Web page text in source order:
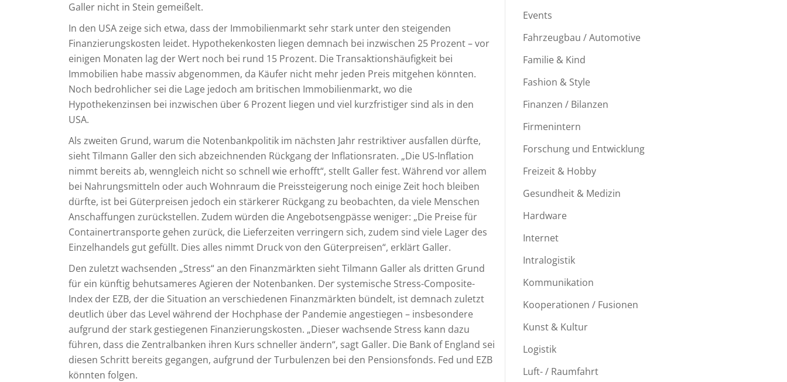
Galler nicht in Stein gemeißelt.
In den USA zeige sich etwa, dass der Immobilienmarkt sehr stark unter den steigenden
Finanzierungskosten leidet. Hypothekenkosten liegen demnach bei inzwischen 25 Prozent – vor
einigen Monaten lag der Wert noch bei rund 15 Prozent. Die Transaktionshäufigkeit bei
Immobilien habe massiv abgenommen, da Käufer nicht mehr jeden Preis mitgehen könnten.
Noch bedrohlicher sei die Lage jedoch am britischen Immobilienmarkt, wo die
Hypothekenzinsen bei inzwischen über 6 Prozent liegen und viel kurzfristiger sind als in den
USA.
Als zweiten Grund, warum die Notenbankpolitik im nächsten Jahr restriktiver ausfallen dürfte,
sieht Tilmann Galler den sich abzeichnenden Rückgang der Inflationsraten. „Die US-Inflation
nimmt bereits ab, wenngleich nicht so schnell wie erhofft“, stellt Galler fest. Während vor allem
bei Nahrungsmitteln oder auch Wohnraum die Preissteigerung noch einige Zeit hoch bleiben
dürfte, ist bei Güterpreisen jedoch ein stärkerer Rückgang zu beobachten, da viele Menschen
Anschaffungen zurückstellen. Zudem würden die Angebotsengpässe weniger: „Die Preise für
Containertransporte gehen zurück, die Lieferzeiten verringern sich, zudem sind viele Lager des
Einzelhandels gut gefüllt. Dies alles nimmt Druck von den Güterpreisen“, erklärt Galler.
Den zuletzt wachsenden „Stress“ an den Finanzmärkten sieht Tilmann Galler als dritten Grund
für ein künftig behutsameres Agieren der Notenbanken. Der systemische Stress-Composite-
Index der EZB, der die Situation an verschiedenen Finanzmärkten bündelt, ist demnach zuletzt
deutlich über das Level während der Hochphase der Pandemie angestiegen – insbesondere
aufgrund der stark gestiegenen Finanzierungskosten. „Dieser wachsende Stress kann dazu
führen, dass die Zentralbanken ihren Kurs schneller ändern“, sagt Galler. Die Bank of England sei
diesen Schritt bereits gegangen, aufgrund der Turbulenzen bei den Pensionsfonds. Fed und EZB
könnten folgen.
Events
Fahrzeugbau / Automotive
Familie & Kind
Fashion & Style
Finanzen / Bilanzen
Firmenintern
Forschung und Entwicklung
Freizeit & Hobby
Gesundheit & Medizin
Hardware
Internet
Intralogistik
Kommunikation
Kooperationen / Fusionen
Kunst & Kultur
Logistik
Luft- / Raumfahrt